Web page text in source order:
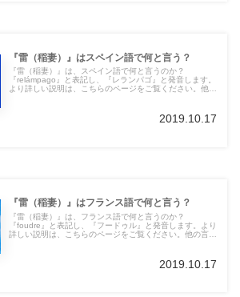
『雷（稲妻）』はスペイン語で何と言う？
『雷（稲妻）』は、スペイン語で何と言うのか？
『relámpago』と表記し、『レランパゴ』と発音します。
より詳しい説明は、こちらのページをご覧ください。他の
2019.10.17
『雷（稲妻）』はフランス語で何と言う？
『雷（稲妻）』は、フランス語で何と言うのか？
『foudre』と表記し、『フードゥル』と発音します。より
詳しい説明は、こちらのページをご覧ください。他の言語
2019.10.17